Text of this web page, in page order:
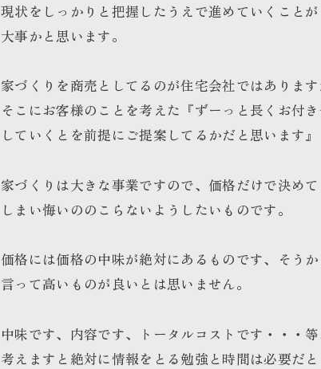
現状をしっかりと把握したうえで進めていくことが
大事かと思います。
家づくりを商売としてるのが住宅会社ではありま
そこにお客様のことを考えた『ずーっと長くお付
していくとを前提にご提案してるかだと思います』
家づくりは大きな事業ですので、価格だけで決めて
しまい悔いののこらないようしたいものです。
価格には価格の中味が絶対にあるものです、そうか
言って高いものが良いとは思いません。
中味です、内容です、トータルコストです・・・
考えますと絶対に情報をとる勉強と時間は必要だと